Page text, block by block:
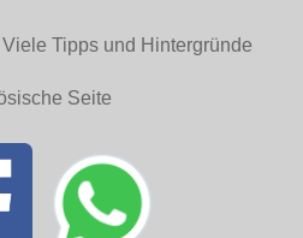
Viele Tipps und Hintergründe
Seite